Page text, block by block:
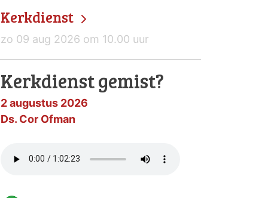
Kerkdienst
zo 09 aug 2026 om 10.00 uur
Kerkdienst gemist?
2 augustus 2026
Ds. Cor Ofman